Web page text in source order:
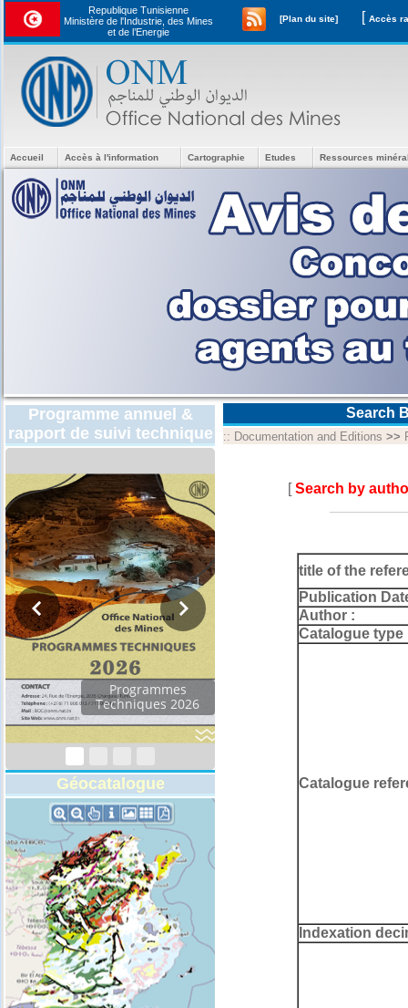
Republique Tunisienne
Ministère de l'Industrie, des Mines
et de l’Energie
[Plan du site] [
Accueil Accès à l'information Cartographie Etudes Ressources
Programme annuel &
rapport de suivi technique
Programmes
Techniques 2026
Géocatalogue
Search
:: Documentation and Editions >>
[Search by
title of the
Publication
Author :
Catalogue type
Catalogue
Indexation